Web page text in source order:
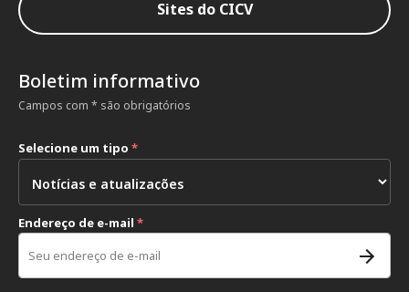
Sites do CICV
Boletim informativo
Campos com * são obrigatórios
Selecione um tipo *
Endereço de e-mail *